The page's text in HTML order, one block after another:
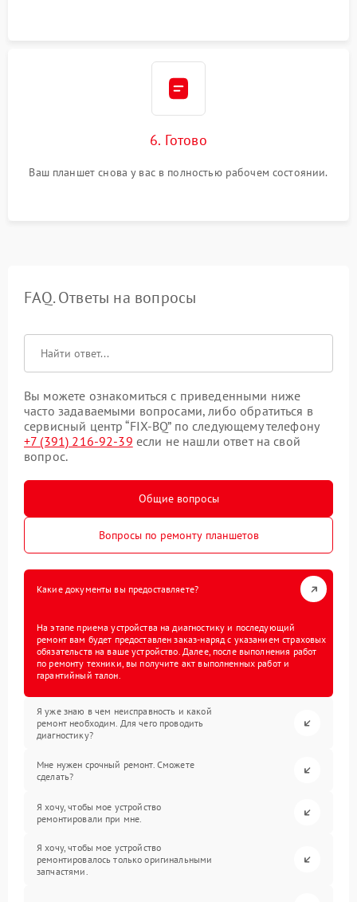
6. Готово
Ваш планшет снова у вас в полностью рабочем состоянии.
FAQ. Ответы на вопросы
Вы можете ознакомиться с приведенными ниже
часто задаваемыми вопросами, либо обратиться в
сервисный центр “FIX-BQ” по следующему телефону
+7 (391) 216-92-39 если не нашли ответ на свой
вопрос.
Общие вопросы
Вопросы по ремонту планшетов
Какие документы вы предоставляете?
На этапе приема устройства на диагностику и последующий
ремонт вам будет предоставлен заказ-наряд с указанием страховых
обязательств на ваше устройство. Далее, после выполнения работ
по ремонту техники, вы получите акт выполненных работ и
гарантийный талон.
Я уже знаю в чем неисправность и какой
ремонт необходим. Для чего проводить
диагностику?
Мне нужен срочный ремонт. Сможете
сделать?
Я хочу, чтобы мое устройство
ремонтировали при мне.
Я хочу, чтобы мое устройство
ремонтировалось только оригинальными
запчастями.